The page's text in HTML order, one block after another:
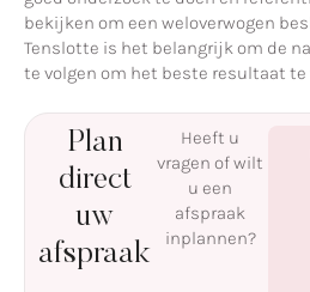
bekijken om een weloverwogen
Tenslotte is het belangrijk om de
te volgen om het beste resultaat te
Plan
direct
uw
afspraak
Heeft u
vragen of wilt
u een
afspraak
inplannen?